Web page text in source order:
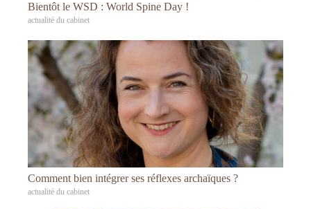
Bientôt le WSD : World Spine Day !
actualité du cabinet
Comment bien intégrer ses réflexes archaïques ?
actualité du cabinet